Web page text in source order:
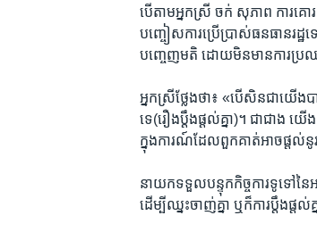
បើ​តាមអ្នក​ស្រី ចក់ សុភាព​ ការ​គោរ
បញ្ចៀស​ការ​ប្រើ​ប្រាស់​ធនធាន​រដ្ឋ​
បញ្ចេញ​មតិ​ ដោយ​មិនមាន​ការ​ប្រឈ
អ្នក​ស្រី​ថ្លែង​ថា៖ «បើ​សិន​ជា​យ
ទេ(រឿង​ប្តឹងផ្តល់គ្នា)។ ជា​ជា
ក្នុង​ការណ៍​ដែល​ពួកគាត់​អាចផ្តល់​នូវ​
នាយក​ទទួល​បន្ទុក​កិច្ច​ការ​ទូទៅ​នៃ​
ដើម្បី​ឈ្នះ​ចាញ់គ្នា​ ឬ​ក៏​ការ​ប្តឹង​ផ្